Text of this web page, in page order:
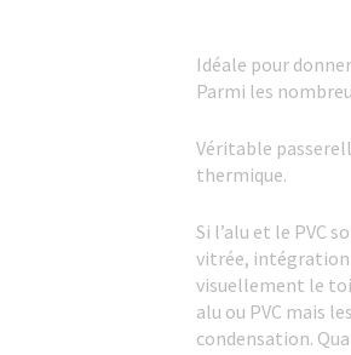
Idéale pour
Parmi les
Véritable
thermique.
Si l’alu et le PVC
vitrée, intégration
visuellement le
alu ou PVC mais
condensation.